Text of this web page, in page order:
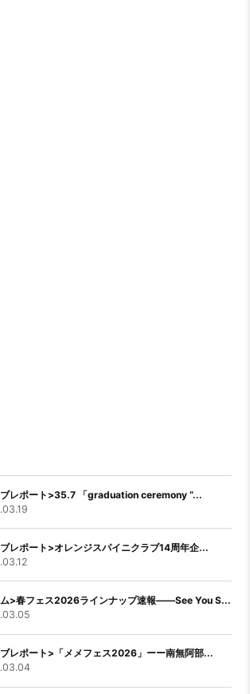
レポート>35.7 「graduation ceremony “...
レポート>オレンジスパイニクラブ14周年企...
>春フェス2026ラインナップ速報――See You S...
レポート>「メメフェス2026」ーー南無阿部...